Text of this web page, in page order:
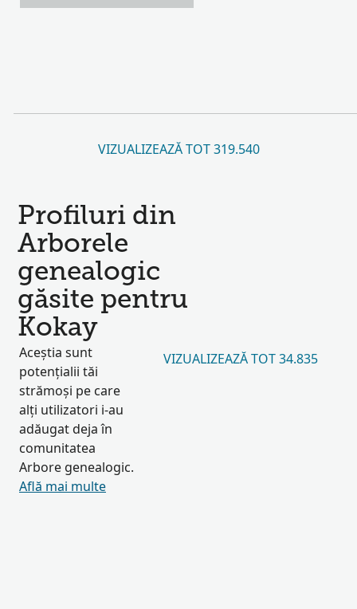
VIZUALIZEAZĂ TOT 319.540
Profiluri din
Arborele
genealogic
găsite pentru
Kokay
Aceștia sunt
potențialii tăi
strămoși pe care
alți utilizatori i-au
adăugat deja în
comunitatea
Arbore genealogic.
Află mai multe
VIZUALIZEAZĂ TOT 34.835